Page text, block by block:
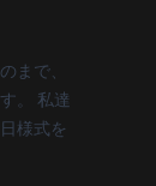
まで、
。 私達
様式を